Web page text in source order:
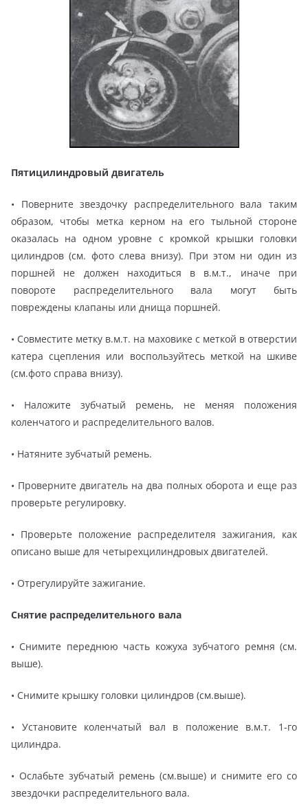
Пятицилиндровый двигатель
• Поверните звездочку распределительного вала таким
образом, чтобы метка керном на его тыльной стороне
оказалась на одном уровне с кромкой крышки головки
цилиндров (см. фото слева внизу). При этом ни один из
поршней не должен находиться в в.м.т., иначе при
повороте распределительного вала могут быть
повреждены клапаны или днища поршней.
• Совместите метку в.м.т. на маховике с меткой в отверстии
катера сцепления или воспользуйтесь меткой на шкиве
(см.фото справа внизу).
• Наложите зубчатый ремень, не меняя положения
коленчатого и распределительного валов.
• Натяните зубчатый ремень.
• Проверните двигатель на два полных оборота и еще раз
проверьте регулировку.
• Проверьте положение распределителя зажигания, как
описано выше для четырехцилиндровых двигателей.
• Отрегулируйте зажигание.
Снятие распределительного вала
• Снимите переднюю часть кожуха зубчатого ремня (см.
выше).
• Снимите крышку головки цилиндров (см.выше).
• Установите коленчатый вал в положение в.м.т. 1-го
цилиндра.
• Ослабьте зубчатый ремень (см.выше) и снимите его со
звездочки распределительного вала.